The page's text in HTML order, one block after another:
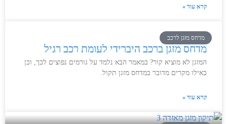
קרא עוד »
מדחס מזגן לרכב
מדחס מזגן ברכב היברידי לעומת רכב רגיל
המזגן לא מוציא קור? במאמר הבא נלמד על גורמים נפוצים לכך, וכן
באילו מקרים מדובר במדחס מזגן תקול.
קרא עוד »